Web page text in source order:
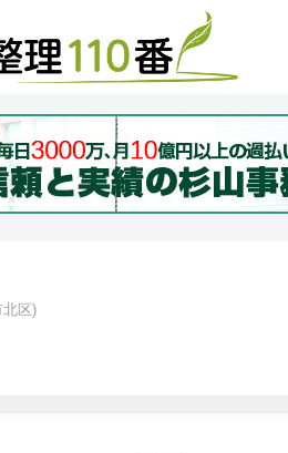
北区)